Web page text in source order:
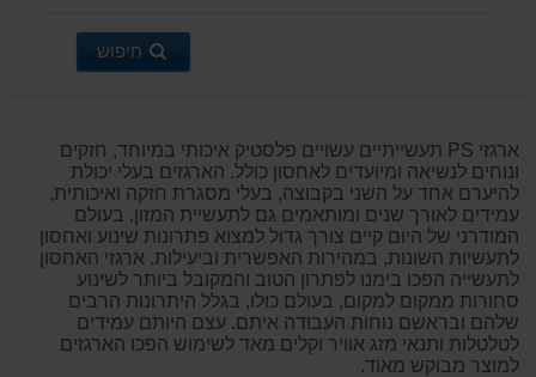
חיפוש
ארגזי PS תעשייתיים עשויים פלסטיק איכותי במיוחד, חזקים
ונוחים לנשיאה ומיועדים לאחסון כולל. הארגזים בעלי יכולת
להיערם אחד על השני בקבוצה, בעלי מסגרת חזקה ואיכותית,
עמידים לאורך שנים ומותאמים גם לתעשיית המזון. בעולם
המודרני של היום קיים צורך גדול למצוא פתרונות שינוע ואחסון
לתעשיות השונות, במהירות האפשרית וביעילות. ארגזי האחסון
לתעשייה הפכו בימנו לפתרון הטוב והמקובל ביותר לשינוע
סחורות ממקום למקום, בעולם כולו, בגלל היתרונות הרבים
שלהם ובראשם נוחות העבודה איתם. עצם היותם עמידים
לטלטלות ותנאי מזג אוויר וקלים מאד לשימוש הפכו הארגזים
למוצר מבוקש מאוד.